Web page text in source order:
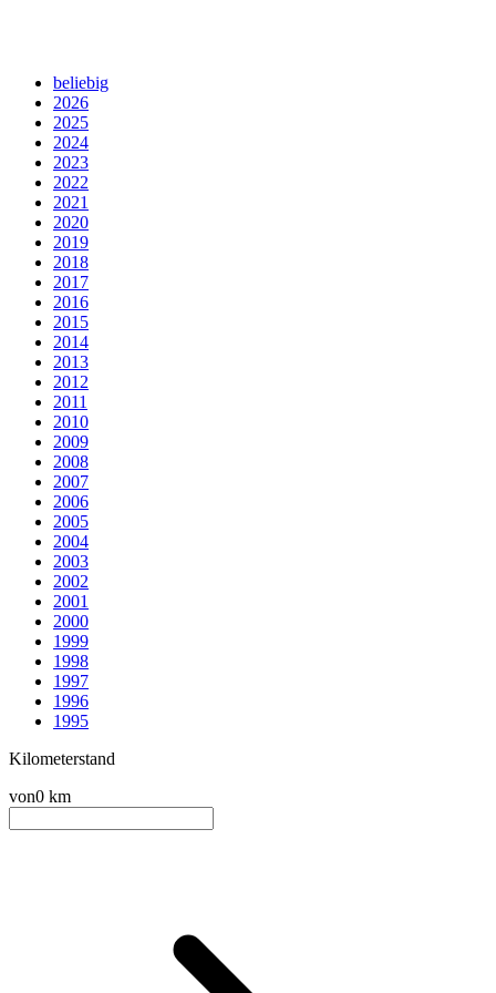
beliebig
2026
2025
2024
2023
2022
2021
2020
2019
2018
2017
2016
2015
2014
2013
2012
2011
2010
2009
2008
2007
2006
2005
2004
2003
2002
2001
2000
1999
1998
1997
1996
1995
Kilometerstand
von0 km